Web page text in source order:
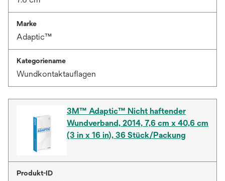
Marke
Adaptic™
Kategoriename
Wundkontaktauflagen
3M™ Adaptic™ Nicht haftender
Wundverband, 2014, 7,6 cm x 40,6 cm
(3 in x 16 in), 36 Stück/Packung
Produkt-ID